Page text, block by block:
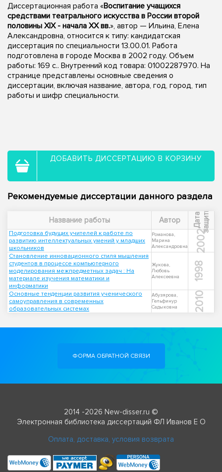
Диссертационная работа «Воспитание учащихся
средствами театрального искусства в России второй
половины XIX - начала XX вв.», автор — Ильина, Елена
Александровна, относится к типу: кандидатская
диссертация по специальности 13.00.01. Работа
подготовлена в городе Москва в 2002 году. Объем
работы: 169 с.. Внутренний код товара: 01002287970. На
странице представлены основные сведения о
диссертации, включая название, автора, год, город, тип
работы и шифр специальности.
ДОБАВИТЬ ДИССЕРТАЦИЮ В КОРЗИНУ
Рекомендуемые диссертации данного раздела
Название работы Автор Д
а
т
а
з
а
щ
и
т ы
Подготовка будущих учителей к работе по
развитию интеллектуальных умений у младших
школьников
Романова,
Марина
Александровна
2002
Становление инновационного стиля мышления
студентов в процессе компьютерного
моделирования межпредметных задач : На
материале изучения математики и
информатики
Жукова,
Любовь
Алексеевна
1998
Основные тенденции развития ученического
самоуправления в современных
образовательных системах
Абузярова,
Гельфинур
Садыковна
2010
ФОРМА ОБРАТНОЙ СВЯЗИ
2014 -2026 New-disser.ru ©
Электронная библиотека диссертаций ФЛ Иванов Е О
Оплата, доставка, условия возврата